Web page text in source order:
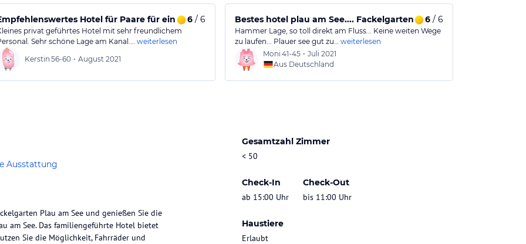
Hotel für Paare für ein paar Tage
6/ 6
privat geführtes Hotel mit sehr freundlichem
Sehr schöne Lage am Kanal.… weiterlesen
Kerstin 56-60 • August 2021
Bestes hotel plau am See.... Fackelgarten 6/ 6
Hammer Lage, so toll direkt am Fluss... Keine weiten Wege
zu laufen... Plauer see gut zu… weiterlesen
Moni 41-45 • Juli 2021
Aus Deutschland
Ausstattung
Gesamtzahl Zimmer
< 50
Check-In
ab 15:00 Uhr
Check-Out
bis 11:00 Uhr
Haustiere
Erlaubt
Plau am See und genießen Sie die
am See. Das familiengeführte Hotel bietet
Sie die Möglichkeit, Fahrräder und